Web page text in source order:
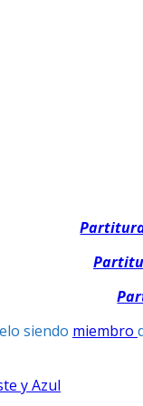
siendo miembro
y Azul